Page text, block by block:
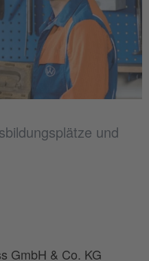
und
GmbH & Co. KG